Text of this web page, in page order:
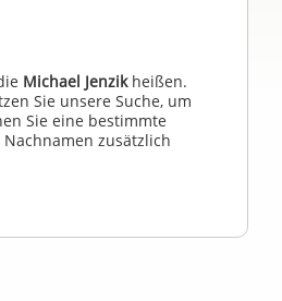
Michael Jenzikheißen.
Sie unsere Suche, um
Sie eine bestimmte
zusätzlich